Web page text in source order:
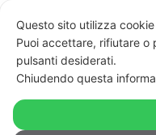
ARCHIVIO
Questo sito utilizza
Puoi accettare, rifiutare o
pulsanti desiderati.
Chiudendo questa